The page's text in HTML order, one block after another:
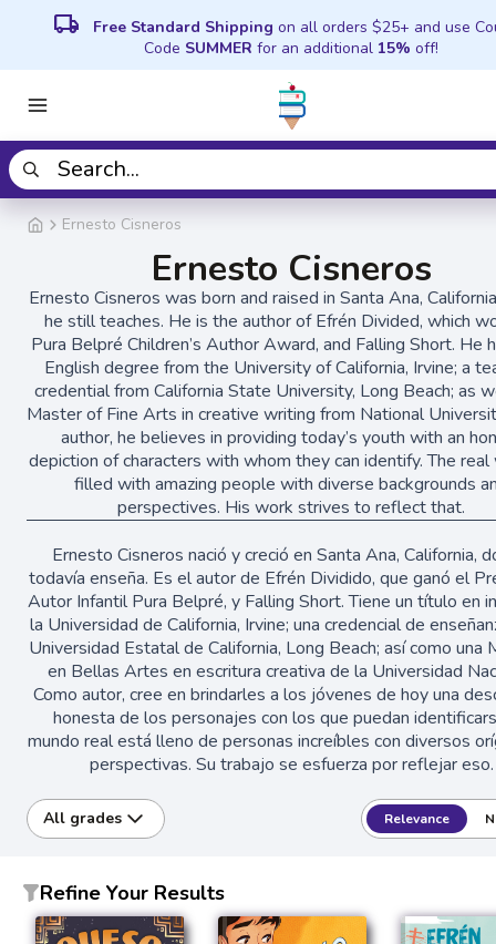
local_shipping Free Standard Shipping on all orders $25+ and use
Code SUMMER for an additional 15% off!
Ernesto Cisneros
Ernesto Cisneros
Ernesto Cisneros was born and raised in Santa Ana,
he still teaches. He is the author of Efrén Divided, which
Pura Belpré Children’s Author Award, and Falling Short. He
English degree from the University of California, Irvine; a
credential from California State University, Long Beach; as
Master of Fine Arts in creative writing from National
author, he believes in providing today’s youth with an
depiction of characters with whom they can identify. The
filled with amazing people with diverse backgrounds
perspectives. His work strives to reflect that.
Ernesto Cisneros nació y creció en Santa Ana, California,
todavía enseña. Es el autor de Efrén Dividido, que ganó el
Autor Infantil Pura Belpré, y Falling Short. Tiene un título en
la Universidad de California, Irvine; una credencial de
Universidad Estatal de California, Long Beach; así como una
en Bellas Artes en escritura creativa de la Universidad
Como autor, cree en brindarles a los jóvenes de hoy una
honesta de los personajes con los que puedan
mundo real está lleno de personas increíbles con diversos
perspectivas. Su trabajo se esfuerza por reflejar eso.
All grades Relevance
Refine Your Results